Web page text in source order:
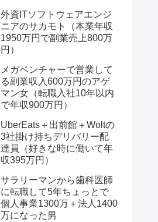
外資ITソフトウェアエンジ
ニアのサカモト（本業年収
1950万円で副業売上800万
円）
メガベンチャーで営業して
る副業収入600万円のアゲ
マン女（転職入社10年以内
で年収900万円）
UberEats＋出前館＋Woltの
3社掛け持ちデリバリー配
達員（好きな時に働いて年
収395万円）
サラリーマンから歯科医師
に転職して5年ちょっとで
個人事業1300万＋法人1400
万になった男